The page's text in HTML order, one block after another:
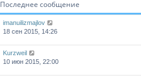
Последнее сообщение
imanuilizmajlov
18 сен 2015, 14:26
Kurzweil
10 июн 2015, 22:00